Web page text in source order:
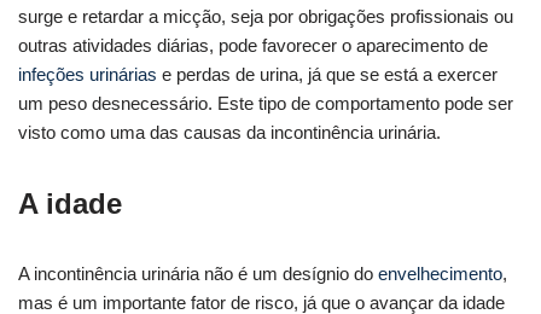
surge e retardar a micção, seja por obrigações profissionais ou
outras atividades diárias, pode favorecer o aparecimento de
infeções urinárias e perdas de urina, já que se está a exercer
um peso desnecessário. Este tipo de comportamento pode ser
visto como uma das causas da incontinência urinária.
A idade
A incontinência urinária não é um desígnio do envelhecimento,
mas é um importante fator de risco, já que o avançar da idade